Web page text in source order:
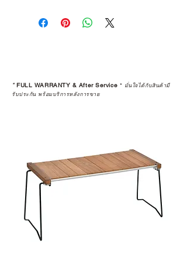
คุณตัดสินใจซื้อ แต่รวมไปถึง
“ประสบการณ์หลังการใช้งาน” ใน
STUDIO และร้านตัวแทนจำหน่ายที่
ได้รับการแต่งตั้งอย่างเป็นทางการ จะ
หรือการแก้ไขปัญหาที่อาจเกิดขึ้นใน
อนาคต
ก่อนตัดสินใจซื้อสินค้า เราอยาก
แนะนำให้คุณสอบถามทุกครั้งว่า ร้าน
ค้าที่คุณกำลังเลือกซื้อนั้น มีการรับ
ประกันสินค้าจากตัวแทนจำหน่าย
*FULL WARRANTY & After Service * มั่นใจได้กับสินค้ามี
รับประกัน พร้อมบริการหลังการขาย